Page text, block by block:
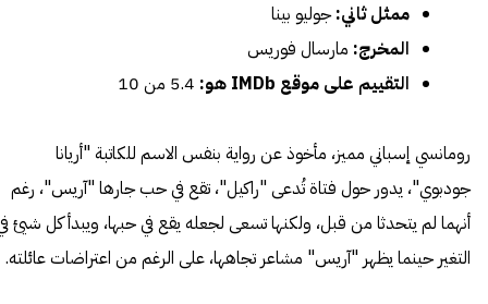
ممثل ثاني:جوليو بينا
المخرج: مارسال فوريس
التقييم على موقع IMDb هو:
رومانسي إسباني مميز، مأخوذ عن رواية بنفس الاسم للكاتبة "أريانا
جودبوي"، يدور حول فتاة تُدعى "راكيل"، تقع في حب جارها "آريس"، رغم
أنهما لم يتحدثا من قبل، ولكنها تسعى لجعله يقع في حبها، ويبدأ كل شيئ
التغير حينما يظهر "آريس" مشاعر تجاهها، على الرغم من اعتراضات عائلته.